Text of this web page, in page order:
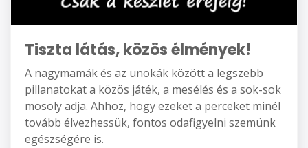
Tiszta látás, közös élmények!
A nagymamák és az unokák között a legszebb
pillanatokat a közös játék, a mesélés és a sok-sok
mosoly adja. Ahhoz, hogy ezeket a perceket minél
tovább élvezhessük, fontos odafigyelni szemünk
egészségére is.